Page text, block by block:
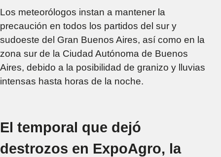
Los meteorólogos instan a mantener la
precaución en todos los partidos del sur y
sudoeste del Gran Buenos Aires, así como en la
zona sur de la Ciudad Autónoma de Buenos
Aires, debido a la posibilidad de granizo y lluvias
intensas hasta horas de la noche.
El temporal que dejó
destrozos en ExpoAgro, la